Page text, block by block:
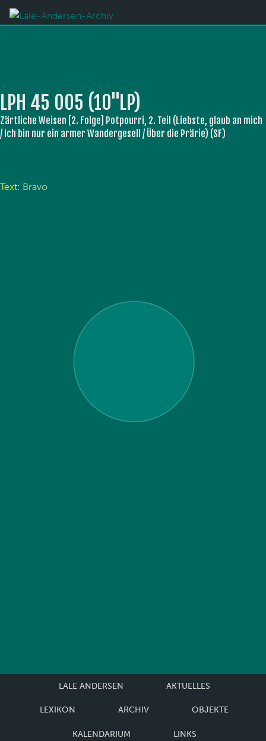
LPH 45 005 (10''LP)
Zärtliche Weisen [2. Folge] Potpourri, 2. Teil (Liebste, glaub an mich
/ Ich bin nur ein armer Wandergesell / Über die Prärie) (SF)
Text: Bravo
LALE ANDERSEN AKTUELLES
LEXIKON ARCHIV OBJEKTE
KALENDARIUM LINKS